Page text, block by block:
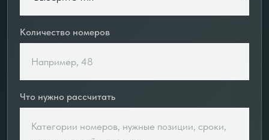
Количество номеров
Что нужно рассчитать